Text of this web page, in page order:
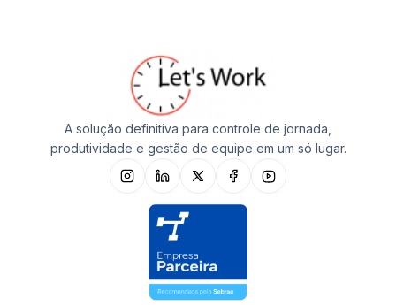
A solução definitiva para controle de jornada,
produtividade e gestão de equipe em um só lugar.